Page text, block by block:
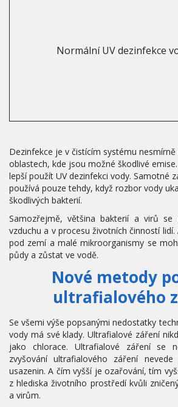
Normální UV dezinfekce
Dezinfekce je v čistícím systému
oblastech, kde jsou možné škodlivé
lepší použít UV dezinfekci vody. Samotné
používá pouze tehdy, když rozbor vody
škodlivých bakterií.
Samozřejmě, většina bakterií a virů
vzduchu a v procesu životních činností
pod zemí a malé mikroorganismy se
půdy a zůstat ve vodě.
Nové metody
ultrafialového
Se všemi výše popsanými nedostatky
vody má své klady. Ultrafialové záření
jako chlorace. Ultrafialové záření se
zvyšování ultrafialového záření
usazenin. A čím vyšší je ozařování, tím
z hlediska životního prostředí kvůli
a virům.